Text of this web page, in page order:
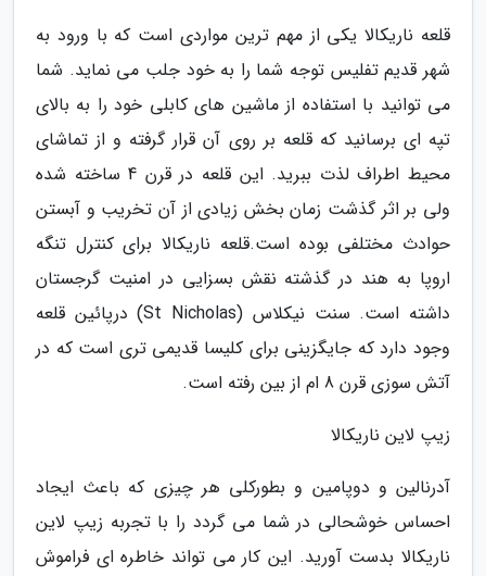
قلعه ناریکالا یکی از مهم ترین مواردی است که با ورود به
شهر قدیم تفلیس توجه شما را به خود جلب می نماید. شما
می توانید با استفاده از ماشین های کابلی خود را به بالای
تپه ای برسانید که قلعه بر روی آن قرار گرفته و از تماشای
محیط اطراف لذت ببرید. این قلعه در قرن 4 ساخته شده
ولی بر اثر گذشت زمان بخش زیادی از آن تخریب و آبستن
حوادث مختلفی بوده است.قلعه ناریکالا برای کنترل تنگه
اروپا به هند در گذشته نقش بسزایی در امنیت گرجستان
داشته است. سنت نیکلاس (St Nicholas) درپائین قلعه
وجود دارد که جایگزینی برای کلیسا قدیمی تری است که در
آتش سوزی قرن 8 ام از بین رفته است.
زیپ لاین ناریکالا
آدرنالین و دوپامین و بطورکلی هر چیزی که باعث ایجاد
احساس خوشحالی در شما می گردد را با تجربه زیپ لاین
ناریکالا بدست آورید. این کار می تواند خاطره ای فراموش